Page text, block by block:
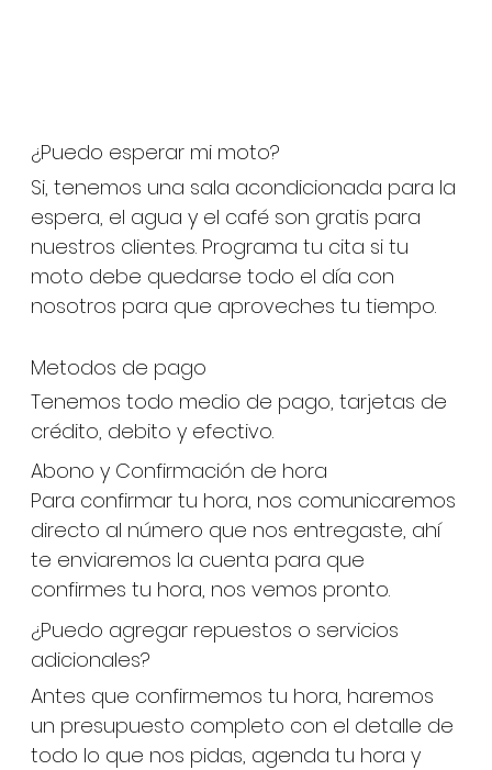
¿Puedo esperar mi moto?
Si, tenemos una sala acondicionada para la
espera, el agua y el café son gratis para
nuestros clientes. Programa tu cita si tu
moto debe quedarse todo el día con
nosotros para que aproveches tu tiempo.
Metodos de pago
Tenemos todo medio de pago, tarjetas de
crédito, debito y efectivo.
Abono y Confirmación de hora
Para confirmar tu hora, nos comunicaremos
directo al número que nos entregaste, ahí
te enviaremos la cuenta para que
confirmes tu hora, nos vemos pronto.
¿Puedo agregar repuestos o servicios
adicionales?
Antes que confirmemos tu hora, haremos
un presupuesto completo con el detalle de
todo lo que nos pidas, agenda tu hora y